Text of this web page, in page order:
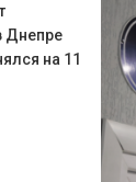
Днепре
на 11